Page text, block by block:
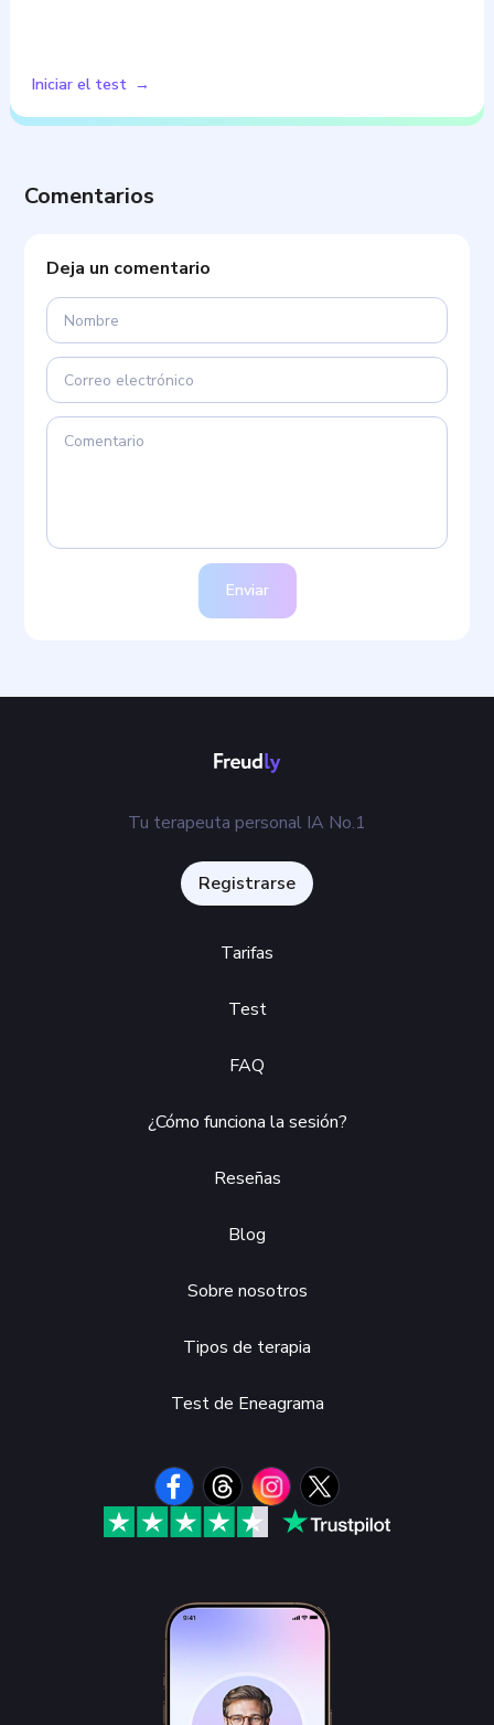
Iniciar el test
Comentarios
Deja un comentario
Enviar
Tu terapeuta personal IA No.1
Registrarse
Tarifas
Test
FAQ
¿Cómo funciona la sesión?
Reseñas
Blog
Sobre nosotros
Tipos de terapia
Test de Eneagrama